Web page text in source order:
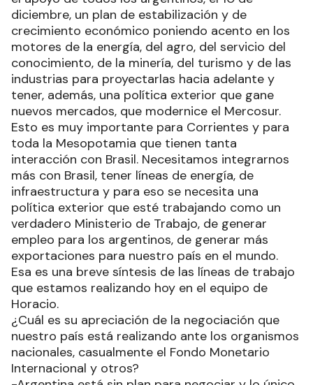
diciembre, un plan de estabilización y de
crecimiento económico poniendo acento en los
motores de la energía, del agro, del servicio del
conocimiento, de la minería, del turismo y de las
industrias para proyectarlas hacia adelante y
tener, además, una política exterior que gane
nuevos mercados, que modernice el Mercosur.
Esto es muy importante para Corrientes y para
toda la Mesopotamia que tienen tanta
interacción con Brasil. Necesitamos integrarnos
más con Brasil, tener líneas de energía, de
infraestructura y para eso se necesita una
política exterior que esté trabajando como un
verdadero Ministerio de Trabajo, de generar
empleo para los argentinos, de generar más
exportaciones para nuestro país en el mundo.
Esa es una breve síntesis de las líneas de trabajo
que estamos realizando hoy en el equipo de
Horacio.
¿Cuál es su apreciación de la negociación que
nuestro país está realizando ante los organismos
nacionales, casualmente el Fondo Monetario
Internacional y otros?